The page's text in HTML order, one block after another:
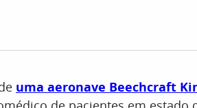
uma aeronave Beechcraft